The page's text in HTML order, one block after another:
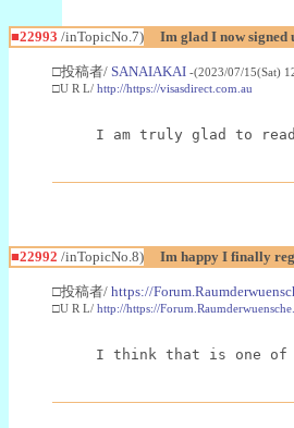
■22993 /inTopicNo.7) Im glad I now signed
□投稿者/ SANAIAKAI -(2023/07/15(Sat)
□U R L/ http://https://visasdirect.com.au
I am truly glad to
■22992 /inTopicNo.8) Im happy I finally
□投稿者/ https://
□U R L/ http://https://
I think that is one of